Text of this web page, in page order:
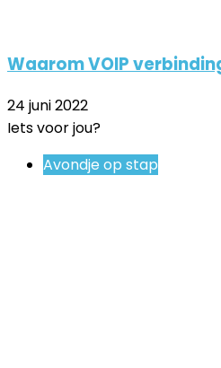
Waarom VOIP
24 juni 2022
Iets voor jou?
Close
Avondje op stap